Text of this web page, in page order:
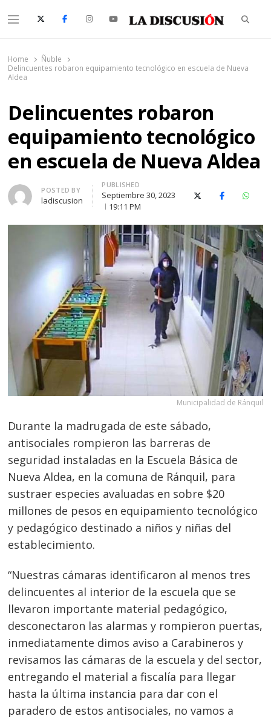
Menu
Home
Ñuble
Delincuentes robaron equipamiento tecnológico en escuela de Nueva
Aldea
Delincuentes robaron
equipamiento tecnológico
en escuela de Nueva Aldea
Author
POSTED BY
ladiscusion
PUBLISHED
Septiembre 30, 2023
19:11 PM
X (Twitter)Facebook
Municipalidad de Ránquil
Durante la madrugada de este sábado,
antisociales rompieron las barreras de
seguridad instaladas en la Escuela Básica de
Nueva Aldea, en la comuna de Ránquil, para
sustraer especies avaluadas en sobre $20
millones de pesos en equipamiento tecnológico
y pedagógico destinado a niños y niñas del
establecimiento.
“Nuestras cámaras identificaron al menos tres
delincuentes al interior de la escuela que se
llevaron importante material pedagógico,
desconectaron las alarmas y rompieron puertas,
inmediatamente dimos aviso a Carabineros y
revisamos las cámaras de la escuela y del sector,
entregando el material a fiscalía para llegar
hasta la última instancia para dar con el
paradero de estos antisociales, no vamos a